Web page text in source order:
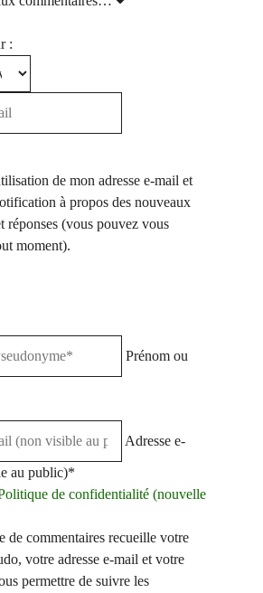
:
de mon adresse e-mail et
à propos des nouveaux
réponses (vous pouvez vous
moment).
Prénom ou
Adresse e-
au public)*
de confidentialité (nouvelle
de commentaires recueille votre
votre adresse e-mail et votre
permettre de suivre les